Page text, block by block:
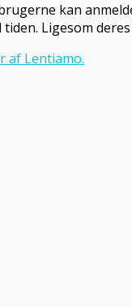
kan
Ligesom
af Lentiamo.